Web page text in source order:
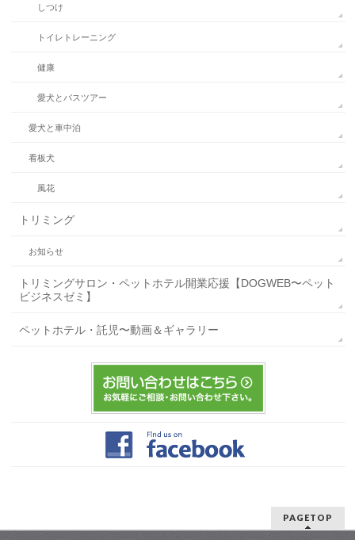
しつけ
トイレトレーニング
健康
愛犬とバスツアー
愛犬と車中泊
看板犬
風花
トリミング
お知らせ
トリミングサロン・ペットホテル開業応援【DOGWEB〜ペット
ビジネスゼミ】
ペットホテル・託児〜動画＆ギャラリー
PAGETOP